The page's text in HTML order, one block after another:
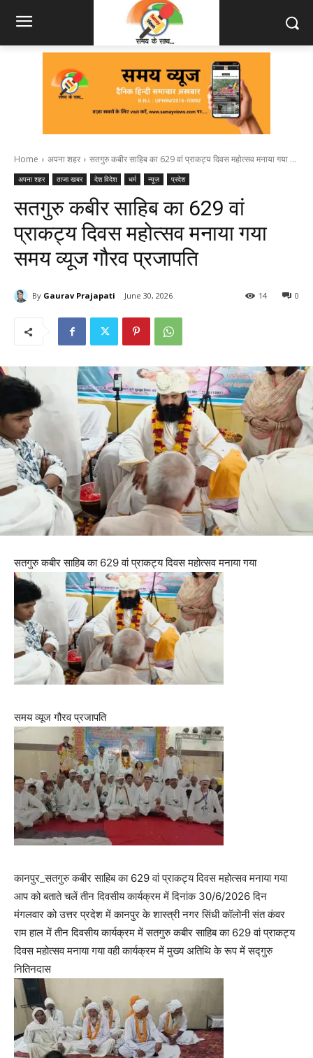
Home अपना शहर सतगुरु कबीर साहिब का 629 वां प्राकट्य दिवस महोत्सव मनाया गया ...
अपना शहर ताजा खबर देश विदेश धर्म न्यूज़ प्रदेश
सतगुरु कबीर साहिब का 629 वां
प्राकट्य दिवस महोत्सव मनाया गया
समय व्यूज गौरव प्रजापति
By Gaurav Prajapati June 30, 2026 0
14
सतगुरु कबीर साहिब का 629 वां प्राकट्य दिवस महोत्सव मनाया गया
समय व्यूज गौरव प्रजापति
कानपुर_सतगुरु कबीर साहिब का 629 वां प्राकट्य दिवस महोत्सव मनाया गया
आप को बताते चलें तीन दिवसीय कार्यक्रम में दिनांक 30/6/2026 दिन
मंगलवार को उत्तर प्रदेश में कानपुर के शास्त्री नगर सिंधी कॉलोनी संत कंवर
राम हाल में तीन दिवसीय कार्यक्रम में सतगुरु कबीर साहिब का 629 वां प्राकट्य
दिवस महोत्सव मनाया गया वही कार्यक्रम में मुख्य अतिथि के रूप में सद्गुरु
नितिनदास